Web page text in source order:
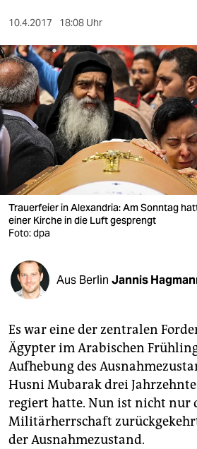
sport
berlin
nord
wahrheit
verlag
verlag
veranstaltungen
fragen & hilfe
abo
genossenschaft
epaper login
10.4.2017 18:08 Uhr
Trauerfeier in Alexandria: Am Sonntag
einer Kirche in die Luft gesprengt
Foto: dpa
Aus Berlin Jannis
Es war eine der zentralen
Ägypter im Arabischen
Aufhebung des
Husni Mubarak drei
regiert hatte. Nun ist nicht nur
Militärherrschaft
der Ausnahmezustand.